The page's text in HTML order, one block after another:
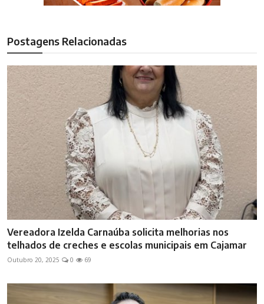
Postagens Relacionadas
Vereadora Izelda Carnaúba solicita melhorias nos
telhados de creches e escolas municipais em Cajamar
Outubro 20, 2025 0 69